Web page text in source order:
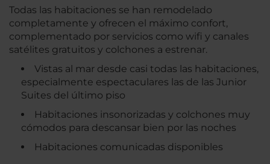
Todas las habitaciones se han remodelado
completamente y ofrecen el máximo confort,
complementado por servicios como wifi y canales
satélites gratuitos y colchones a estrenar.
Vistas al mar desde casi todas las habitaciones,
especialmente espectaculares las de las Junior
Suites del último piso
Habitaciones insonorizadas y colchones muy
cómodos para descansar bien por las noches
Habitaciones comunicadas disponibles